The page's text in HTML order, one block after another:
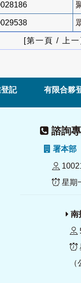
[第一頁 / 上一
記 有限合夥
諮詢
署本
星期
南